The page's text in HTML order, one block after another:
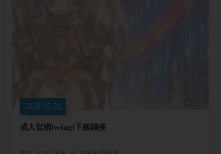
2026-05-22
成人官網(wǎng)下載鏈接